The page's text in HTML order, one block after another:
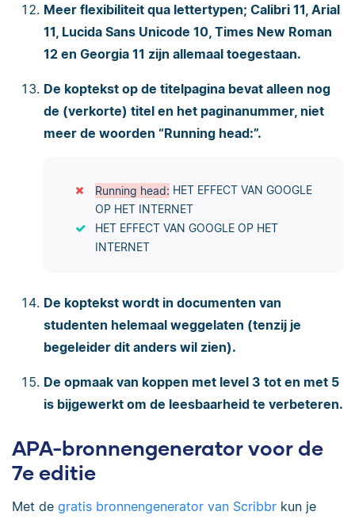
Meer flexibiliteit qua lettertypen; Calibri 11, Arial
11, Lucida Sans Unicode 10, Times New Roman
12 en Georgia 11 zijn allemaal toegestaan.
De koptekst op de titelpagina bevat alleen nog
de (verkorte) titel en het paginanummer, niet
meer de woorden “Running head:”.
Running head: HET EFFECT VAN GOOGLE
OP HET INTERNET
HET EFFECT VAN GOOGLE OP HET
INTERNET
De koptekst wordt in documenten van
studenten helemaal weggelaten (tenzij je
begeleider dit anders wil zien).
De opmaak van koppen met level 3 tot en met 5
is bijgewerkt om de leesbaarheid te verbeteren.
APA-bronnengenerator voor de
7e editie
Met de gratis bronnengenerator van Scribbr kun je